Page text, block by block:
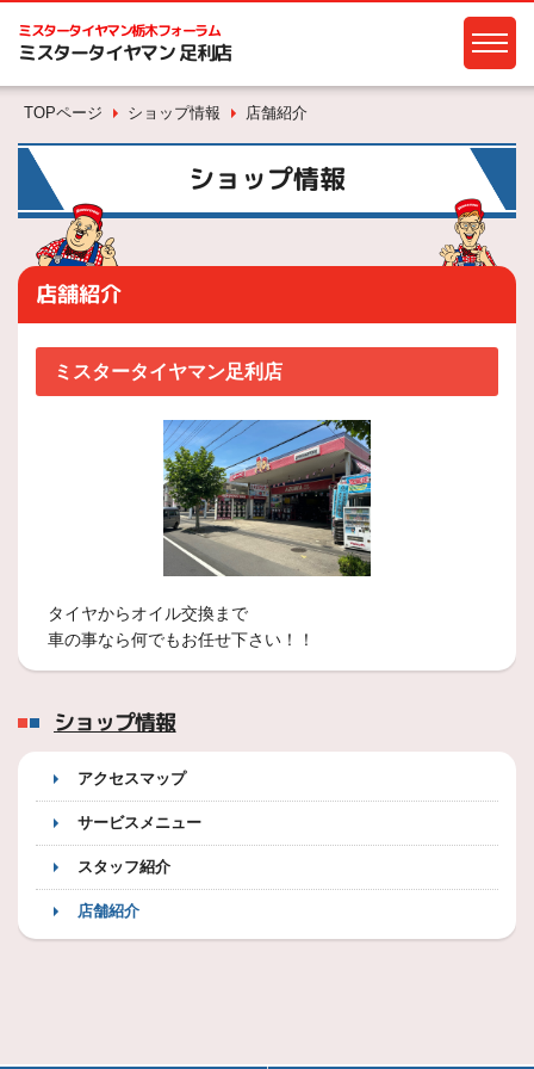
ミスタータイヤマン栃木フォーラム
ミスタータイヤマン 足利店
TOPページ ショップ情報 店舗紹介
ショップ情報
店舗紹介
ミスタータイヤマン足利店
タイヤからオイル交換まで
車の事なら何でもお任せ下さい！！
ショップ情報
アクセスマップ
サービスメニュー
スタッフ紹介
店舗紹介